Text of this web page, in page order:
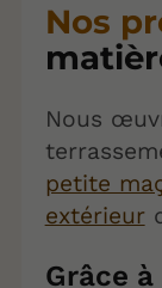
Nos
Nous
petite
extérieur
Grâce